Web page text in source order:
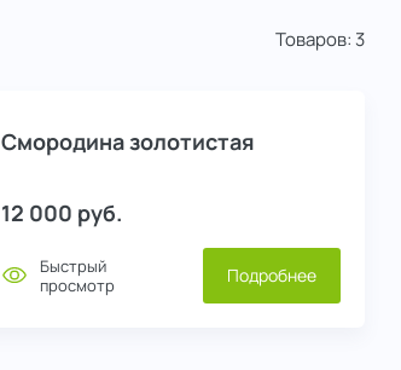
Товаров: 3
Смородина золотистая
12 000 руб.
Быстрый
просмотр
Подробнее